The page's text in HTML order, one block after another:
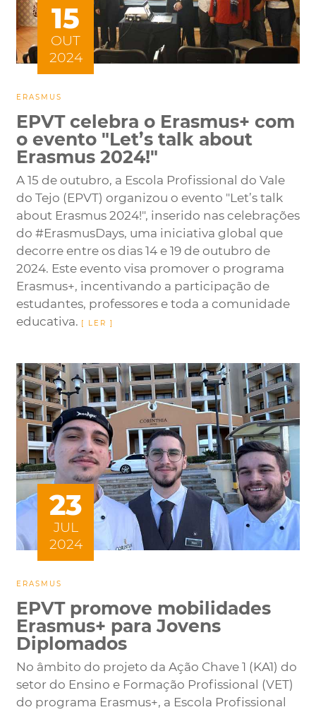
15
OUT
2024
ERASMUS
EPVT celebra o Erasmus+ com
o evento "Let’s talk about
Erasmus 2024!"
A 15 de outubro, a Escola Profissional do Vale
do Tejo (EPVT) organizou o evento "Let’s talk
about Erasmus 2024!", inserido nas celebrações
do #ErasmusDays, uma iniciativa global que
decorre entre os dias 14 e 19 de outubro de
2024. Este evento visa promover o programa
Erasmus+, incentivando a participação de
estudantes, professores e toda a comunidade
educativa.
23
JUL
2024
ERASMUS
EPVT promove mobilidades
Erasmus+ para Jovens
Diplomados
No âmbito do projeto da Ação Chave 1 (KA1) do
setor do Ensino e Formação Profissional (VET)
do programa Erasmus+, a Escola Profissional